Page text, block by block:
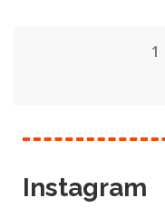
t
1
Instagram